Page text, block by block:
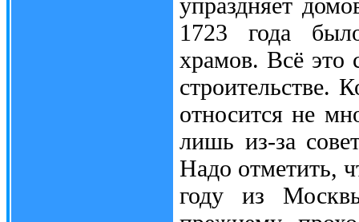
1723 года
храмов. Всё это
строительстве.
относится не
лишь из-за
Надо отметить,
году из